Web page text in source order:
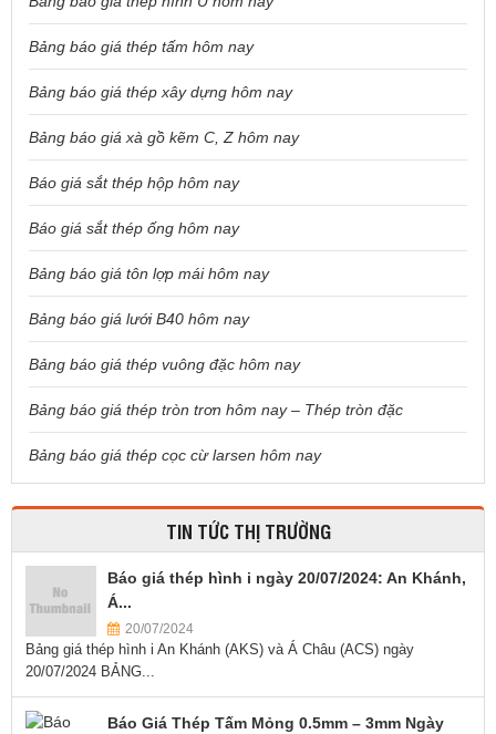
Bảng báo giá thép tấm hôm nay
Bảng báo giá thép xây dựng hôm nay
Bảng báo giá xà gồ kẽm C, Z hôm nay
Báo giá sắt thép hộp hôm nay
Báo giá sắt thép ống hôm nay
Bảng báo giá tôn lợp mái hôm nay
Bảng báo giá lưới B40 hôm nay
Bảng báo giá thép vuông đặc hôm nay
Bảng báo giá thép tròn trơn hôm nay – Thép tròn đặc
Bảng báo giá thép cọc cừ larsen hôm nay
TIN TỨC THỊ TRƯỜNG
Báo giá thép hình i ngày 20/07/2024: An Khánh,
Á...
20/07/2024
Bảng giá thép hình i An Khánh (AKS) và Á Châu (ACS) ngày
20/07/2024 BẢNG...
Báo Giá Thép Tấm Mỏng 0.5mm – 3mm Ngày